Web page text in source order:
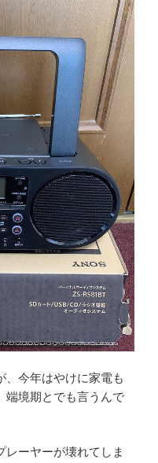
今年はやけに家電も
端境期とでも言うんで
ーヤーが壊れてしま